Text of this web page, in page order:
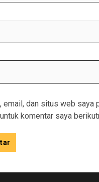
email, dan situs web saya
komentar saya